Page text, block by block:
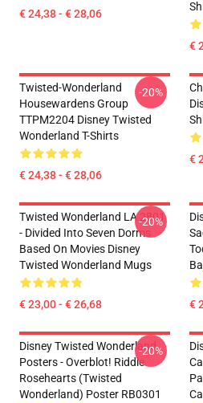
€ 24,38 - € 28,06
€
Twisted-Wonderland
Housewardens Group
TTPM2204 Disney Twisted
Wonderland T-Shirts
€ 24,38 - € 28,06
-20%
€
Twisted Wonderland LA 2801
- Divided Into Seven Dorms
Based On Movies Disney
Twisted Wonderland Mugs
€ 23,00 - € 26,68
-20%
€
Disney Twisted Wonderland
Posters - Overblot! Riddle
Rosehearts (Twisted
Wonderland) Poster RB0301
-20%